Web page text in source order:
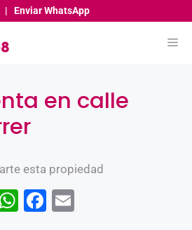
Enviar WhatsApp
en calle
esta propiedad
W F